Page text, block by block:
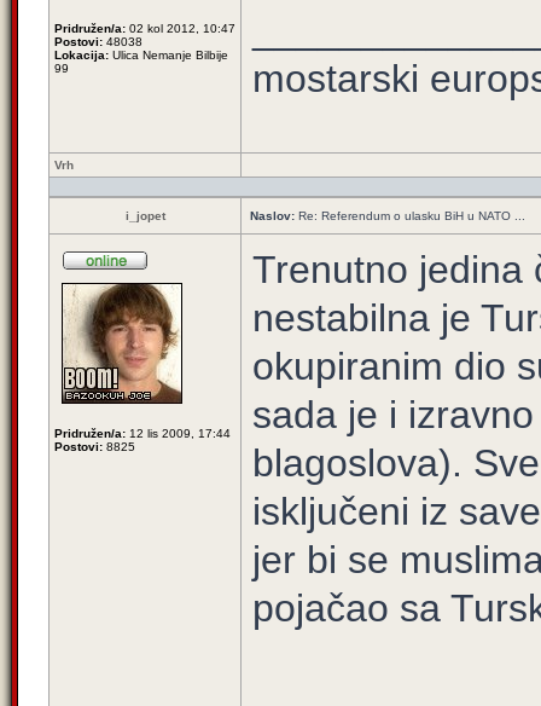
Pridružen/a: 02 kol 2012, 10:47
Postovi: 48038
Lokacija: Ulica Nemanje Bilbije
99
mostarski
Vrh
i_jopet Naslov: Re: Referendum o ulasku BiH u NATO ...
Pridružen/a: 12 lis 2009, 17:44
Postovi: 8825
Trenutno jedina
nestabilna je
okupiranim dio
sada je i
blagoslova).
isključeni iz
jer bi se
pojačao sa